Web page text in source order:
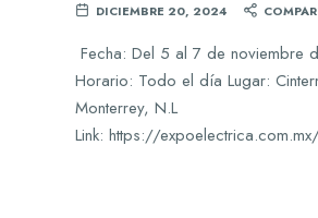
DICIEMBRE 20, 2024
Fecha: Del 5 al 7 de noviembre
Horario: Todo el día Lugar:
Monterrey, N.L
Link: https://